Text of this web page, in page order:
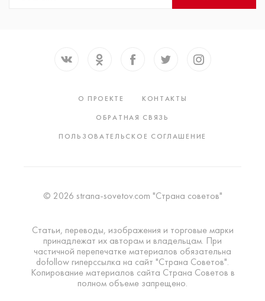
О ПРОЕКТЕ
КОНТАКТЫ
ОБРАТНАЯ СВЯЗЬ
ПОЛЬЗОВАТЕЛЬСКОЕ СОГЛАШЕНИЕ
© 2026 strana-sovetov.com "Страна советов"
Статьи, переводы, изображения и торговые марки
принадлежат их авторам и владельцам. При
частичной перепечатке материалов обязательна
dofollow гиперссылка на сайт "Страна Советов".
Копирование материалов сайта Страна Советов в
полном объеме запрещено.